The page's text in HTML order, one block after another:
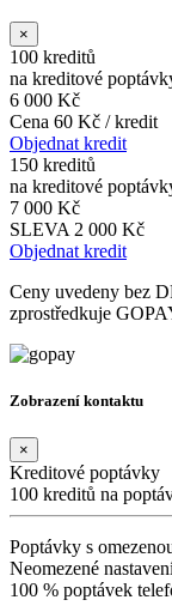
×
100 kreditů
na kreditové
6 000 Kč
Cena 60 Kč / kredit
Objednat kredit
150 kreditů
na kreditové
7 000 Kč
SLEVA 2 000 Kč
Objednat kredit
Ceny uvedeny bez
zprostředkuje
Zobrazení kontaktu
×
Kreditové poptávky
100 kreditů na
Poptávky s
Neomezené
100 % poptávek